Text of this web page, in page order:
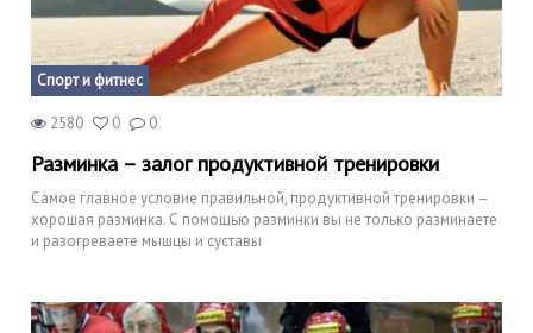
Спорт и фитнес
2580 0 0
Разминка – залог продуктивной тренировки
Самое главное условие правильной, продуктивной тренировки –
хорошая разминка. С помощью разминки вы не только разминаете
и разогреваете мышцы и суставы